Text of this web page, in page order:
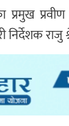
निर्देशक राजु